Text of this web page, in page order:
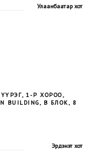
Улаанбаатар хот
1-Р ХОРОО,
B БЛОК, 8
Эрдэнэт хот